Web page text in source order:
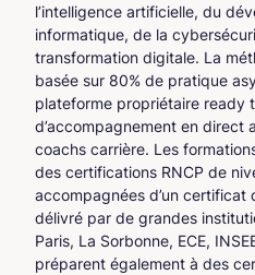
l’intelligence artificielle, du
informatique, de la
transformation digitale. La
basée sur 80% de pratique
plateforme propriétaire ready
d’accompagnement en direct
coachs carrière. Les
des certifications RNCP de
accompagnées d’un certificat
délivré par de grandes
Paris, La Sorbonne, ECE,
préparent également à des